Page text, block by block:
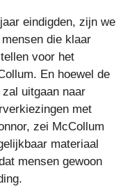
eindigden, zijn we
die klaar
voor het
En hoewel de
uitgaan naar
met
zei McCollum
materiaal
mensen gewoon